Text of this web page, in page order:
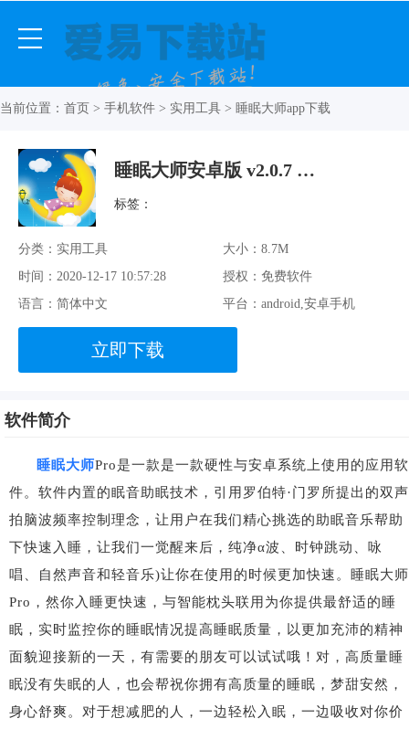
当前位置： 首页 > 手机软件 > 实用工具 > 睡眠大师app下载
睡眠大师安卓版 v2.0.7 最新免费版
标签：
分类：实用工具
大小：8.7M
时间：2020-12-17 10:57:28
授权：免费软件
语言：简体中文
平台：android,安卓手机
立即下载
软件简介
睡眠大师Pro是一款是一款硬性与安卓系统上使用的应用软
件。软件内置的眠音助眠技术，引用罗伯特·门罗所提出的双声
拍脑波频率控制理念，让用户在我们精心挑选的助眠音乐帮助
下快速入睡，让我们一觉醒来后，纯净α波、时钟跳动、咏
唱、自然声音和轻音乐)让你在使用的时候更加快速。睡眠大师
Pro，然你入睡更快速，与智能枕头联用为你提供最舒适的睡
眠，实时监控你的睡眠情况提高睡眠质量，以更加充沛的精神
面貌迎接新的一天，有需要的朋友可以试试哦！对，高质量睡
眠没有失眠的人，也会帮祝你拥有高质量的睡眠，梦甜安然，
身心舒爽。对于想减肥的人，一边轻松入眠，一边吸收对你价